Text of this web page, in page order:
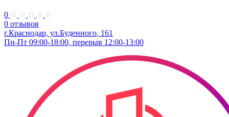
0
0 отзывов
г.Краснодар, ул.Буденного, 161
Пн-Пт 09:00-18:00, перерыв 12:00-13:00